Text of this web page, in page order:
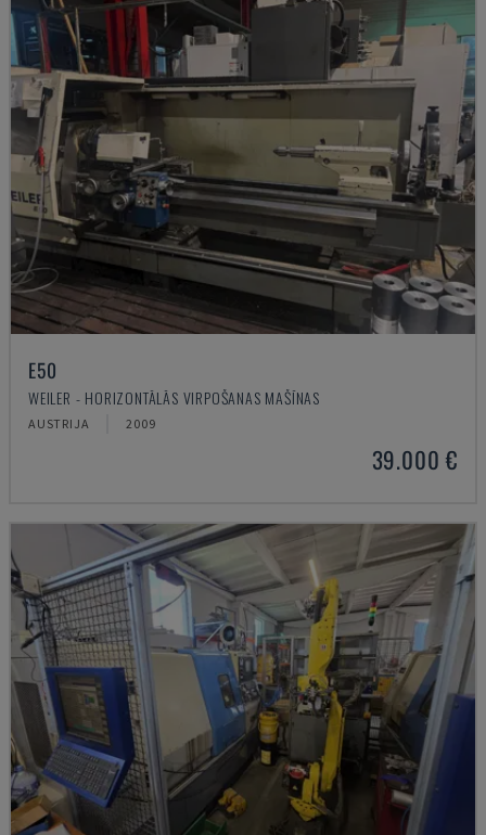
E50
WEILER - HORIZONTĀLĀS VIRPOŠANAS MAŠĪNAS
AUSTRIJA 2009
39.000 €